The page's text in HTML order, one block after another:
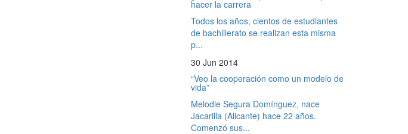
hacer la carrera
Todos los años, cientos de estudiantes
de bachillerato se realizan esta misma
p...
30 Jun 2014
“Veo la cooperación como un modelo de
vida”
Melodie Segura Domínguez, nace
Jacarilla (Alicante) hace 22 años.
Comenzó sus...